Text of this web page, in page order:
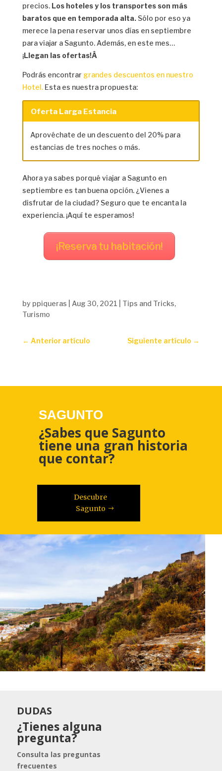
precios.Los hoteles y los transportes son más
baratos que en temporada alta.Sólo por eso ya
merece la pena reservar unos días en septiembre
para viajar a Sagunto. Además, en este mes…
¡Llegan las ofertas!Â
Podrás encontrar grandes descuentos en nuestro
Hotel.Esta es nuestra propuesta:
Oferta Larga Estancia
Aprovéchate de un descuento del 20% para
estancias de tres noches o más.
Ahora ya sabes porqué viajar a Sagunto en
septiembre es tan buena opción. ¿Vienes a
disfrutar de la ciudad? Seguro que te encanta la
experiencia. ¡Aquí te esperamos!
¡Reserva tu habitación!
by ppiqueras Aug 30, 2021 Tips and Tricks,
Turismo
← Anterior artículo Siguiente artículo →
SAGUNTO
¿Sabes que Sagunto
tiene una gran historia
que contar?
Descubre
Sagunto
DUDAS
¿Tienes alguna
pregunta?
Consulta las preguntas
frecuentes